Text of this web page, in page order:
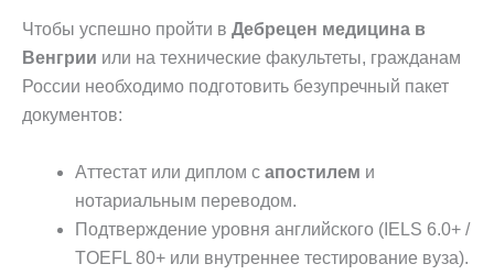
Чтобы успешно пройти в Дебрецен медицина в
Венгрии или на технические факультеты, гражданам
России необходимо подготовить безупречный пакет
документов:
Аттестат или диплом с апостилем и
нотариальным переводом.
Подтверждение уровня английского (IELS 6.0+ /
TOEFL 80+ или внутреннее тестирование вуза).